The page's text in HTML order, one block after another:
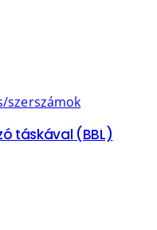
szerszámok
táskával (BBL)